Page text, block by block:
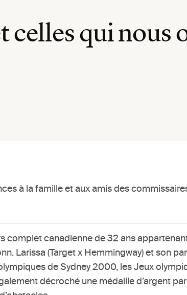
celles qui nous
à la famille et aux amis des
complet canadienne de 32 ans
Larissa (Target x Hemmingway) et son
de Sydney 2000, les Jeux
décroché une médaille d’argent